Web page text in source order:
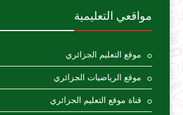
مواقعي التعليمية
موقع التعليم الجزائري
موقع الرياضيات الجزائري
قناة موقع التعليم الجزائري